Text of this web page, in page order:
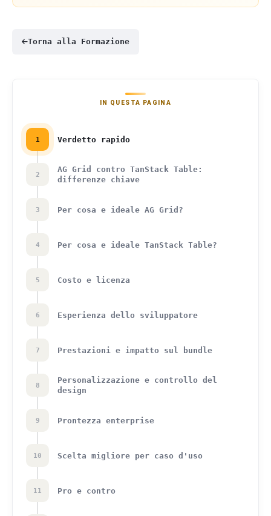
Torna alla Formazione
IN QUESTA PAGINA
1 Verdetto rapido
2
AG Grid contro TanStack Table:
differenze chiave
3 Per cosa e ideale AG Grid?
4 Per cosa e ideale TanStack Table?
5 Costo e licenza
6 Esperienza dello sviluppatore
7 Prestazioni e impatto sul bundle
8
Personalizzazione e controllo del
design
9 Prontezza enterprise
10 Scelta migliore per caso d'uso
11 Pro e contro